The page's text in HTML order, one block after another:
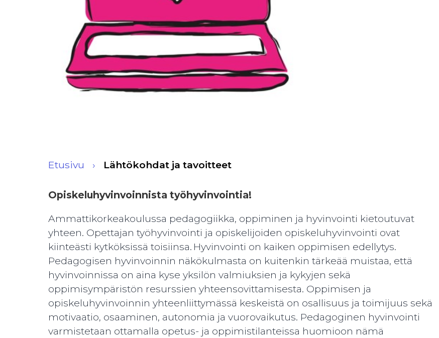
Etusivu Lähtökohdat ja tavoitteet
Opiskeluhyvinvoinnista työhyvinvointia!
Ammattikorkeakoulussa pedagogiikka, oppiminen ja hyvinvointi kietoutuvat
yhteen. Opettajan työhyvinvointi ja opiskelijoiden opiskeluhyvinvointi ovat
kiinteästi kytköksissä toisiinsa. Hyvinvointi on kaiken oppimisen edellytys.
Pedagogisen hyvinvoinnin näkökulmasta on kuitenkin tärkeää muistaa, että
hyvinvoinnissa on aina kyse yksilön valmiuksien ja kykyjen sekä
oppimisympäristön resurssien yhteensovittamisesta. Oppimisen ja
opiskeluhyvinvoinnin yhteenliittymässä keskeistä on osallisuus ja toimijuus sekä
motivaatio, osaaminen, autonomia ja vuorovaikutus. Pedagoginen hyvinvointi
varmistetaan ottamalla opetus- ja oppimistilanteissa huomioon nämä